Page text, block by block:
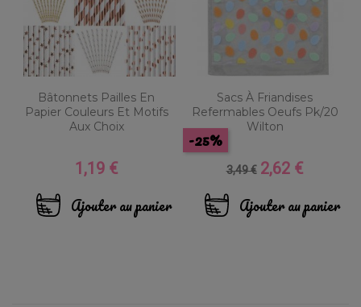
Bâtonnets Pailles En
Papier Couleurs Et Motifs
Aux Choix
Prix
1,19 €
Ajouter au panier
Sacs À Friandises
Refermables Oeufs Pk/20
Wilton
Prix
base
3,49 €
-25%
Prix
2,62 €
Ajouter au panier